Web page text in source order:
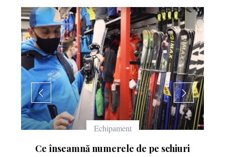
Echipament
Ce înseamnă numerele de pe schiuri